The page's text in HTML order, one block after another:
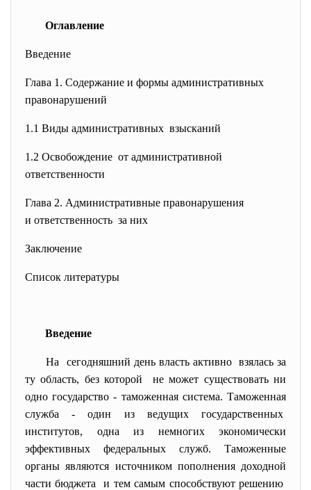
Оглавление
Введение
Глава 1. Содержание и формы административных
правонарушений
1.1 Виды административных взысканий
1.2 Освобождение от административной
ответственности
Глава 2. Административные правонарушения
и ответственность за них
Заключение
Список литературы
Введение
На сегодняшний день власть активно взялась за
ту область, без которой не может существовать ни
одно государство - таможенная система. Таможенная
служба - один из ведущих государственных
институтов, одна из немногих экономически
эффективных федеральных служб. Таможенные
органы являются источником пополнения доходной
части бюджета и тем самым способствуют решению